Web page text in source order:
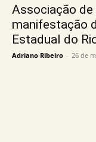
Associação
manifestação
Estadual do
Adriano Ribeiro - 26 de